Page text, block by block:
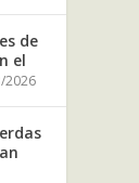
de
el
2026